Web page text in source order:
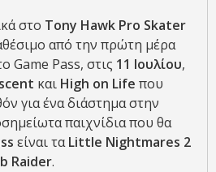
στο Tony Hawk Pro Skater
από την πρώτη μέρα
Game Pass, στις 11 Ιουλίου,
και High on Life που
για ένα διάστημα στην
παιχνίδια που θα
είναι ταLittle Nightmares 2
Raider.